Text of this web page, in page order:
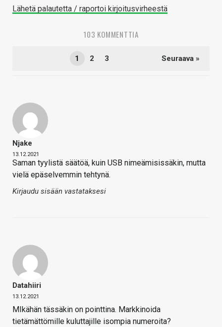
Lähetä palautetta / raportoi kirjoitusvirheestä
103 KOMMENTTIA
1 2 3 Seuraava »
Njake
13.12.2021
Saman tyylistä säätöä, kuin USB nimeämisissäkin, mutta
vielä epäselvemmin tehtynä.
Kirjaudu sisään vastataksesi
Datahiiri
13.12.2021
MIkähän tässäkin on pointtina. Markkinoida
tietämättömille kuluttajille isompia numeroita?